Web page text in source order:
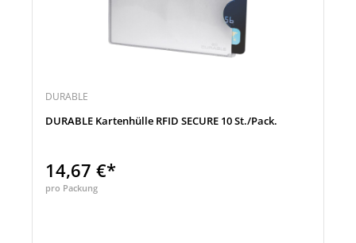
DURABLE
DURABLE Kartenhülle RFID SECURE 10 St./Pack.
14,67 €*
pro Packung